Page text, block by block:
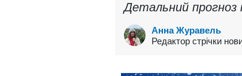
Детальний прогноз
Анна Журавель
Редактор стрічки